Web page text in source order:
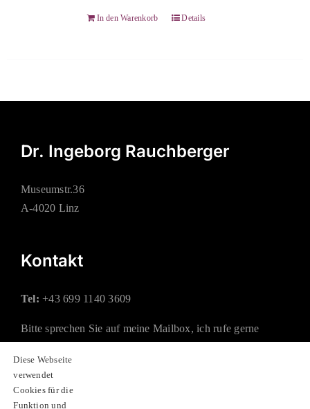
In den Warenkorb Details
Dr. Ingeborg Rauchberger
Museumstr.36
A-4020 Linz
Kontakt
Tel: +43 699 1140 3609
Bitte sprechen Sie auf meine Mailbox, ich rufe gerne
Mail: office@rauchberger.at
Diese Webseite
verwendet
Cookies für die
Funktion und